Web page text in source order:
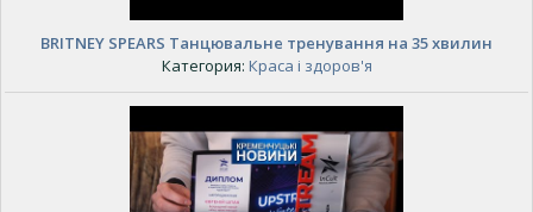
BRITNEY SPEARS Танцювальне тренування на 35 хвилин
Категория: Краса і здоров'я